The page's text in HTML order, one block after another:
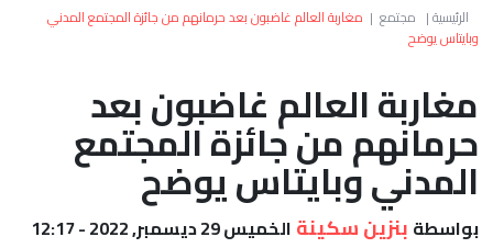
العالم
الصحراء
الرئيسية| مجتمع | مغاربة العالم غاضبون بعد حرمانهم من جائزة المجتمع المدني
وبايتاس يوضح
مغاربة العالم غاضبون بعد
حرمانهم من جائزة المجتمع
المدني وبايتاس يوضح
بواسطة بنزين سكينة الخميس 29 ديسمبر, 2022 - 12:17